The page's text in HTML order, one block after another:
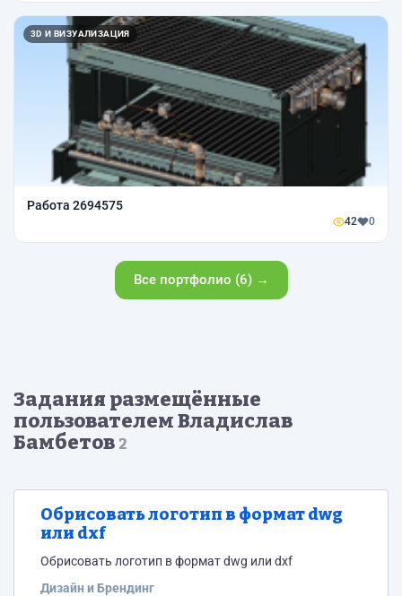
3D И ВИЗУАЛИЗАЦИЯ
Работа 2694575
42 0
Все портфолио (6) →
Задания размещённые
пользователем Владислав
Бамбетов 2
Обрисовать логотип в формат dwg
или dxf
Обрисовать логотип в формат dwg или dxf
Дизайн и Брендинг